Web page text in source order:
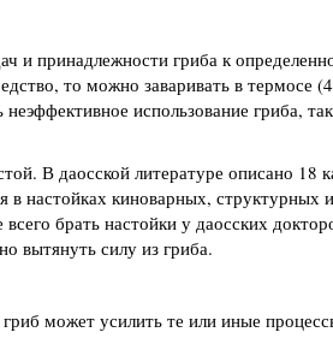
и принадлежности гриба к
то можно заваривать в термосе
использование гриба,
В даосской литературе описано 18
в настойках киноварных, структурных
брать настойки у даосских
вытянуть силу из гриба.
может усилить те или иные